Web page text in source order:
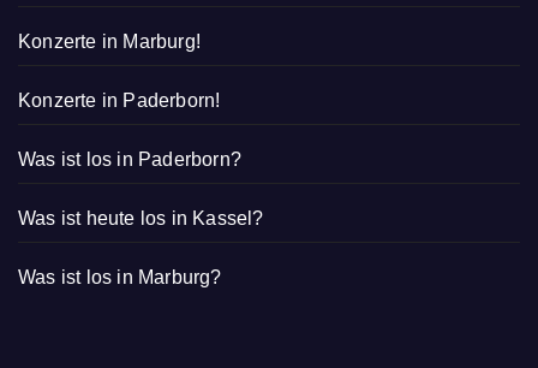
Konzerte in Marburg!
Konzerte in Paderborn!
Was ist los in Paderborn?
Was ist heute los in Kassel?
Was ist los in Marburg?